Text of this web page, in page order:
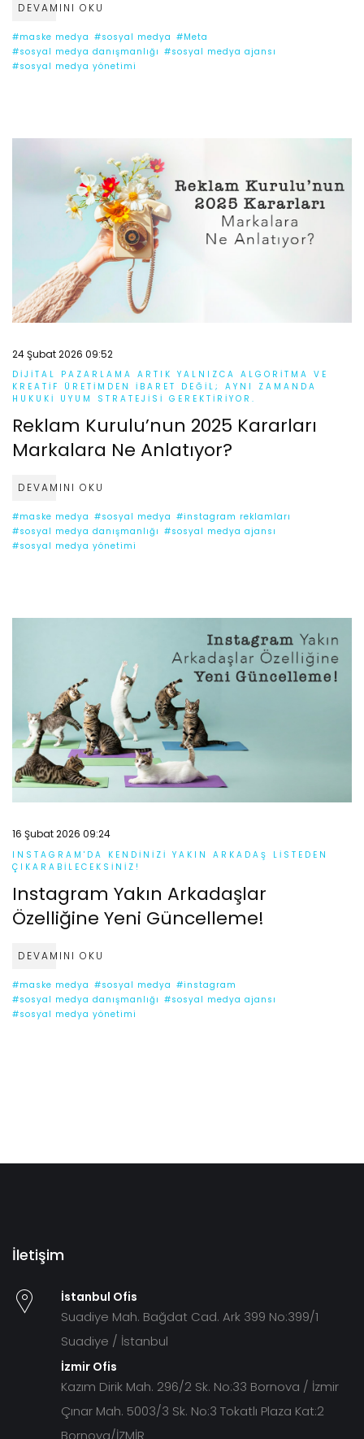
DEVAMINI OKU
#maske medya #sosyal medya #Meta
#sosyal medya danışmanlığı #sosyal medya ajansı
#sosyal medya yönetimi
24 Şubat 2026 09:52
DIJITAL PAZARLAMA ARTIK YALNIZCA ALGORITMA VE
KREATIF ÜRETIMDEN IBARET DEĞIL; AYNI ZAMANDA
HUKUKI UYUM STRATEJISI GEREKTIRIYOR.
Reklam Kurulu’nun 2025 Kararları
Markalara Ne Anlatıyor?
DEVAMINI OKU
#maske medya #sosyal medya #instagram reklamları
#sosyal medya danışmanlığı #sosyal medya ajansı
#sosyal medya yönetimi
16 Şubat 2026 09:24
INSTAGRAM'DA KENDINIZI YAKIN ARKADAŞ LISTEDEN
ÇIKARABILECEKSINIZ!
Instagram Yakın Arkadaşlar
Özelliğine Yeni Güncelleme!
DEVAMINI OKU
#maske medya #sosyal medya #instagram
#sosyal medya danışmanlığı #sosyal medya ajansı
#sosyal medya yönetimi
İletişim
İstanbul Ofis
Suadiye Mah. Bağdat Cad. Ark 399 No:399/1
Suadiye / İstanbul
İzmir Ofis
Kazım Dirik Mah. 296/2 Sk. No:33 Bornova / İzmir
Çınar Mah. 5003/3 Sk. No:3 Tokatlı Plaza Kat:2
Bornova/İZMİR